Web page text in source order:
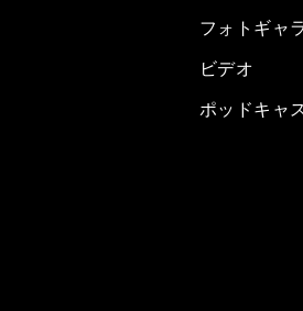
フォトギャ
ビデオ
ポッドキャ